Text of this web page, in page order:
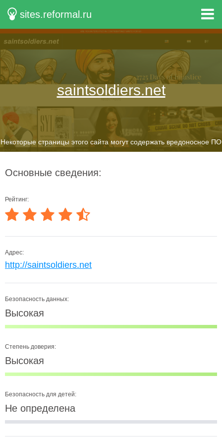
sites.reformal.ru
saintsoldiers.net
Некоторые страницы этого сайта могут содержать вредоносное ПО
Основные сведения:
Рейтинг:
Адрес:
http://saintsoldiers.net
Безопасность данных:
Высокая
Степень доверия:
Высокая
Безопасность для детей:
Не определена